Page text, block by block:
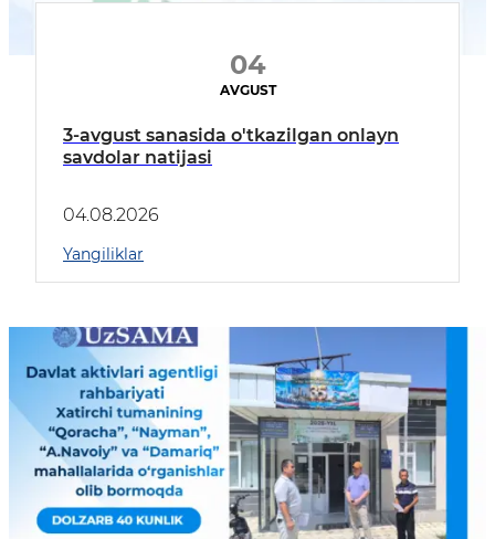
04
AVGUST
3-avgust sanasida o'tkazilgan onlayn
savdolar natijasi
04.08.2026
Yangiliklar